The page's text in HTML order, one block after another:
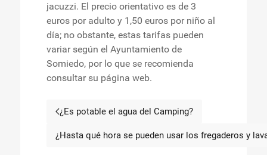
jacuzzi. El precio orientativo es de 3
euros por adulto y 1,50 euros por niño al
día; no obstante, estas tarifas pueden
variar según el Ayuntamiento de
Somiedo, por lo que se recomienda
consultar su página web.
Artículo anterior: ¿Es potable el
¿Es potable el agua del Camping?
Artículo siguiente:
¿Hasta qué hora se pueden usar los fregaderos y